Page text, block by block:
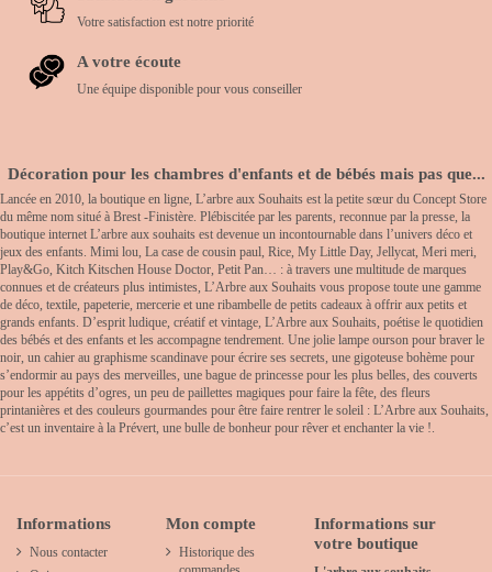
Votre satisfaction est notre priorité
A votre écoute
Une équipe disponible pour vous conseiller
Décoration pour les chambres d'enfants et de bébés mais pas que...
Lancée en 2010, la boutique en ligne, L’arbre aux Souhaits est la petite sœur du Concept Store
du même nom situé à Brest -Finistère. Plébiscitée par les parents, reconnue par la presse, la
boutique internet L’arbre aux souhaits est devenue un incontournable dans l’univers déco et
jeux des enfants. Mimi lou, La case de cousin paul, Rice, My Little Day, Jellycat, Meri meri,
Play&Go, Kitch Kitschen House Doctor, Petit Pan… : à travers une multitude de marques
connues et de créateurs plus intimistes, L’Arbre aux Souhaits vous propose toute une gamme
de déco, textile, papeterie, mercerie et une ribambelle de petits cadeaux à offrir aux petits et
grands enfants. D’esprit ludique, créatif et vintage, L’Arbre aux Souhaits, poétise le quotidien
des bébés et des enfants et les accompagne tendrement. Une jolie lampe ourson pour braver le
noir, un cahier au graphisme scandinave pour écrire ses secrets, une gigoteuse bohème pour
s’endormir au pays des merveilles, une bague de princesse pour les plus belles, des couverts
pour les appétits d’ogres, un peu de paillettes magiques pour faire la fête, des fleurs
printanières et des couleurs gourmandes pour être faire rentrer le soleil : L’Arbre aux Souhaits,
c’est un inventaire à la Prévert, une bulle de bonheur pour rêver et enchanter la vie !.
Informations
Nous contacter
Mon compte
Historique des
Informations sur
votre boutique